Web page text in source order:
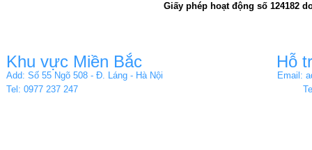
Giấy phép hoạt động số 124182
Khu vực Miền Bắc
Add: Số 55 Ngõ 508 - Đ. Láng - Hà Nội
Tel: 0977 237 247
Hỗ
Email: